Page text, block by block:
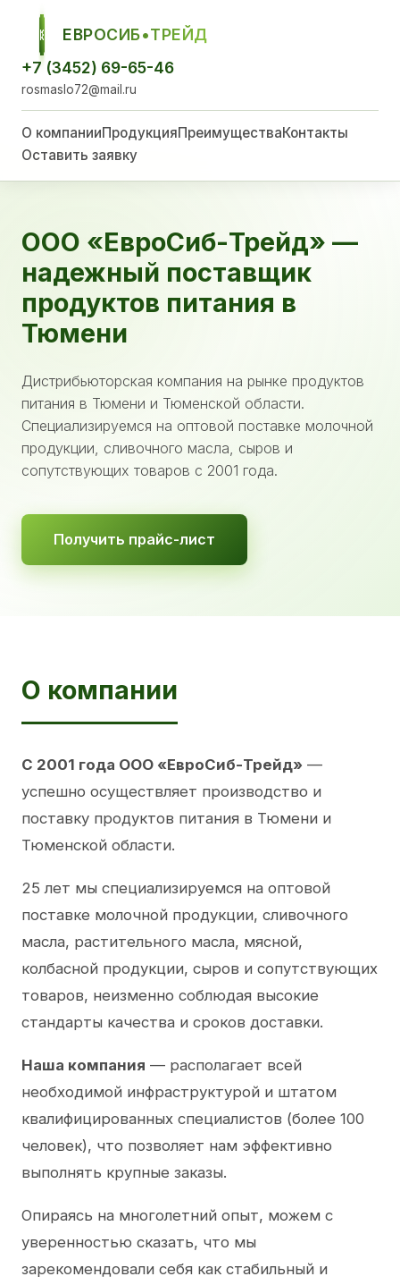
ЕСТ
ЕВРОСИБ•ТРЕЙД
+7 (3452) 69-65-46
rosmaslo72@mail.ru
О компанииПродукцияПреимуществаКонтакты
Оставить заявку
ООО «ЕвроСиб-Трейд» —
надежный поставщик
продуктов питания в
Тюмени
Дистрибьюторская компания на рынке продуктов
питания в Тюмени и Тюменской области.
Специализируемся на оптовой поставке молочной
продукции, сливочного масла, сыров и
сопутствующих товаров с 2001 года.
Получить прайс-лист
О компании
С 2001 года ООО «ЕвроСиб-Трейд» —
успешно осуществляет производство и
поставку продуктов питания в Тюмени и
Тюменской области.
25 лет мы специализируемся на оптовой
поставке молочной продукции, сливочного
масла, растительного масла, мясной,
колбасной продукции, сыров и сопутствующих
товаров, неизменно соблюдая высокие
стандарты качества и сроков доставки.
Наша компания — располагает всей
необходимой инфраструктурой и штатом
квалифицированных специалистов (более 100
человек), что позволяет нам эффективно
выполнять крупные заказы.
Опираясь на многолетний опыт, можем с
уверенностью сказать, что мы
зарекомендовали себя как стабильный и